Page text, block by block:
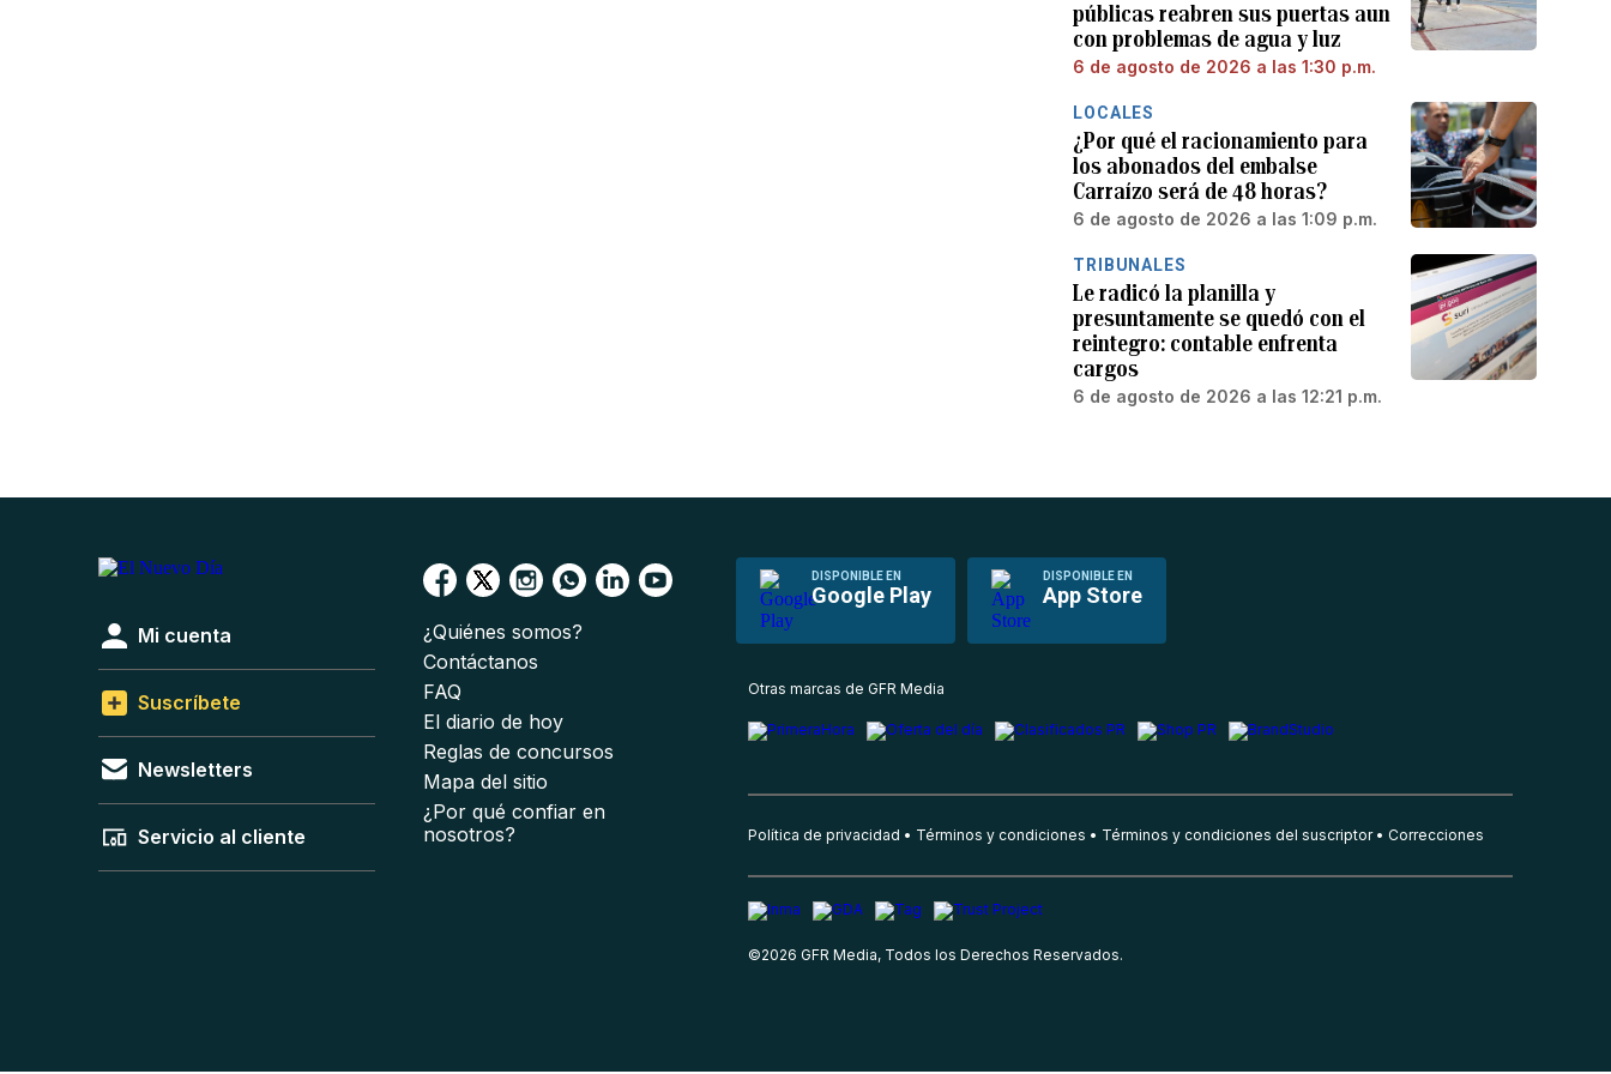
públicas reabren sus puertas aun
con problemas de agua y luz
6 de agosto de 2026 a las 1:30 p.m.
LOCALES
¿Por qué el racionamiento para
los abonados del embalse
Carraízo será de 48 horas?
6 de agosto de 2026 a las 1:09 p.m.
TRIBUNALES
Le radicó la planilla y
presuntamente se quedó con el
reintegro: contable enfrenta
cargos
6 de agosto de 2026 a las 12:21 p.m.
DISPONIBLE EN
Google Play
DISPONIBLE EN
App Store
Mi cuenta
Suscríbete
Newsletters
Servicio al cliente
¿Quiénes somos?
Contáctanos
FAQ
El diario de hoy
Reglas de concursos
Mapa del sitio
¿Por qué confiar en
nosotros?
Otras marcas de GFR Media
Política de privacidad Términos y condiciones Términos y condiciones del suscriptor Correcciones
©2026 GFR Media, Todos los Derechos Reservados.